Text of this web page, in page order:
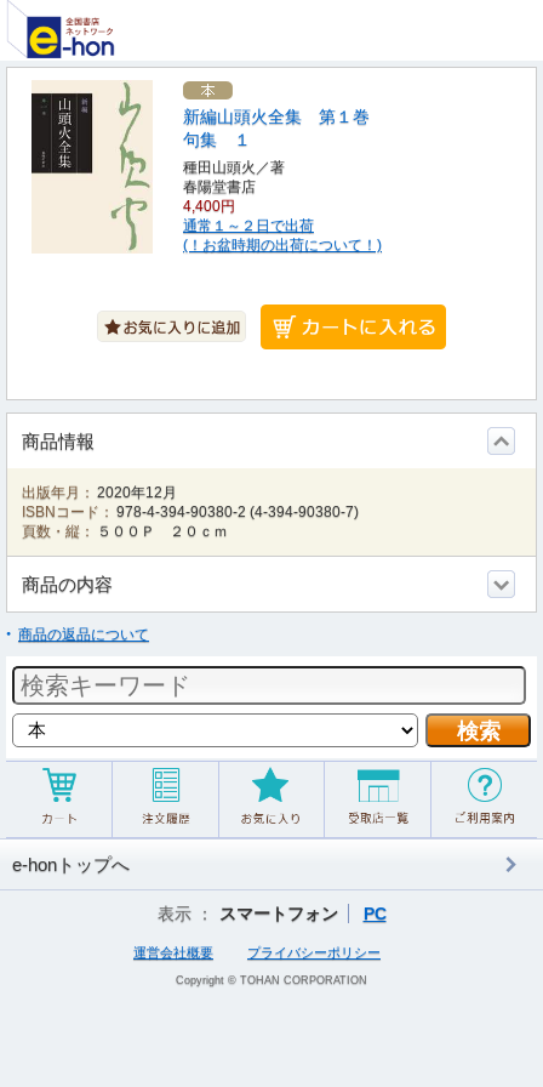
新編山頭火全集 第１巻
句集 １
種田山頭火／著
春陽堂書店
4,400円
通常１～２日で出荷
(！お盆時期の出荷について！)
商品情報
出版年月： 2020年12月
ISBNコード： 978-4-394-90380-2 (4-394-90380-7)
頁数・縦：
５００Ｐ ２０ｃｍ
商品の内容
商品の返品について
e-honトップへ
表示 ： スマートフォン PC
運営会社概要 プライバシーポリシー
Copyright © TOHAN CORPORATION